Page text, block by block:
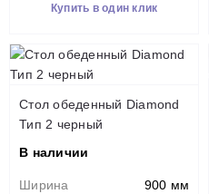
Купить в один клик
Стол обеденный Diamond
Тип 2 черный
В наличии
Ширина
900 мм